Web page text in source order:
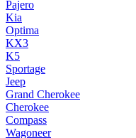
Pajero
Kia
Optima
KX3
K5
Sportage
Jeep
Grand Cherokee
Cherokee
Compass
Wagoneer